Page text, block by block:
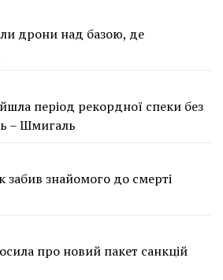
дрони над базою, де
період рекордної спеки без
– Шмигаль
забив знайомого до смерті
про новий пакет санкцій